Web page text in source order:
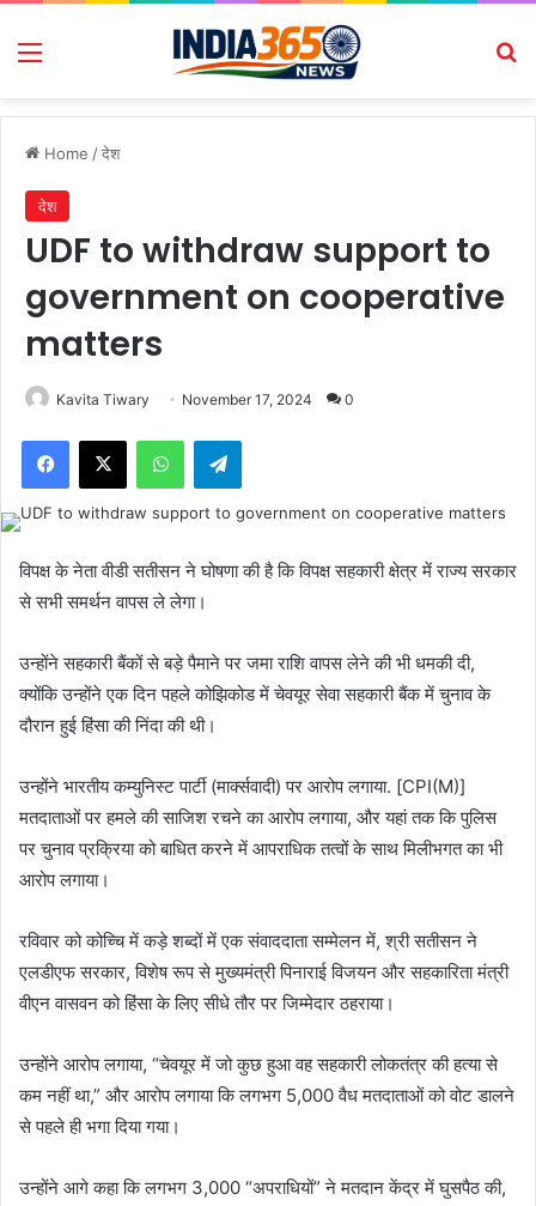
Menu
Home /देश
देश
UDF to withdraw support to
government on cooperative
matters
Kavita Tiwary November 17, 2024 0
Facebook
X WhatsAppTelegram
विपक्ष के नेता वीडी सतीसन ने घोषणा की है कि विपक्ष सहकारी क्षेत्र में राज्य सरकार
से सभी समर्थन वापस ले लेगा।
उन्होंने सहकारी बैंकों से बड़े पैमाने पर जमा राशि वापस लेने की भी धमकी दी,
क्योंकि उन्होंने एक दिन पहले कोझिकोड में चेवयूर सेवा सहकारी बैंक में चुनाव के
दौरान हुई हिंसा की निंदा की थी।
उन्होंने भारतीय कम्युनिस्ट पार्टी (मार्क्सवादी) पर आरोप लगाया. [CPI(M)]
मतदाताओं पर हमले की साजिश रचने का आरोप लगाया, और यहां तक ​​कि पुलिस
पर चुनाव प्रक्रिया को बाधित करने में आपराधिक तत्वों के साथ मिलीभगत का भी
आरोप लगाया।
रविवार को कोच्चि में कड़े शब्दों में एक संवाददाता सम्मेलन में, श्री सतीसन ने
एलडीएफ सरकार, विशेष रूप से मुख्यमंत्री पिनाराई विजयन और सहकारिता मंत्री
वीएन वासवन को हिंसा के लिए सीधे तौर पर जिम्मेदार ठहराया।
उन्होंने आरोप लगाया, “चेवयूर में जो कुछ हुआ वह सहकारी लोकतंत्र की हत्या से
कम नहीं था,” और आरोप लगाया कि लगभग 5,000 वैध मतदाताओं को वोट डालने
से पहले ही भगा दिया गया।
उन्होंने आगे कहा कि लगभग 3,000 “अपराधियों” ने मतदान केंद्र में घुसपैठ की,